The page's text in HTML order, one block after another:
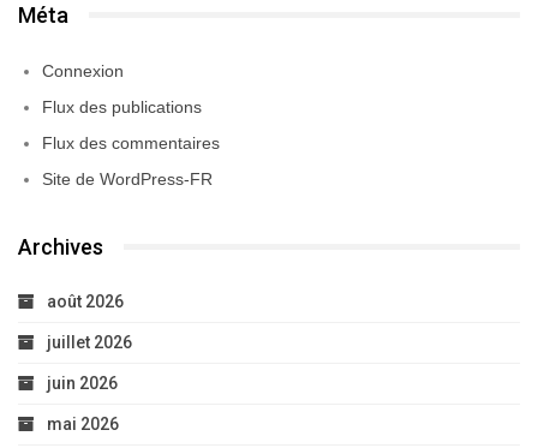
Méta
Connexion
Flux des publications
Flux des commentaires
Site de WordPress-FR
Archives
août 2026
juillet 2026
juin 2026
mai 2026